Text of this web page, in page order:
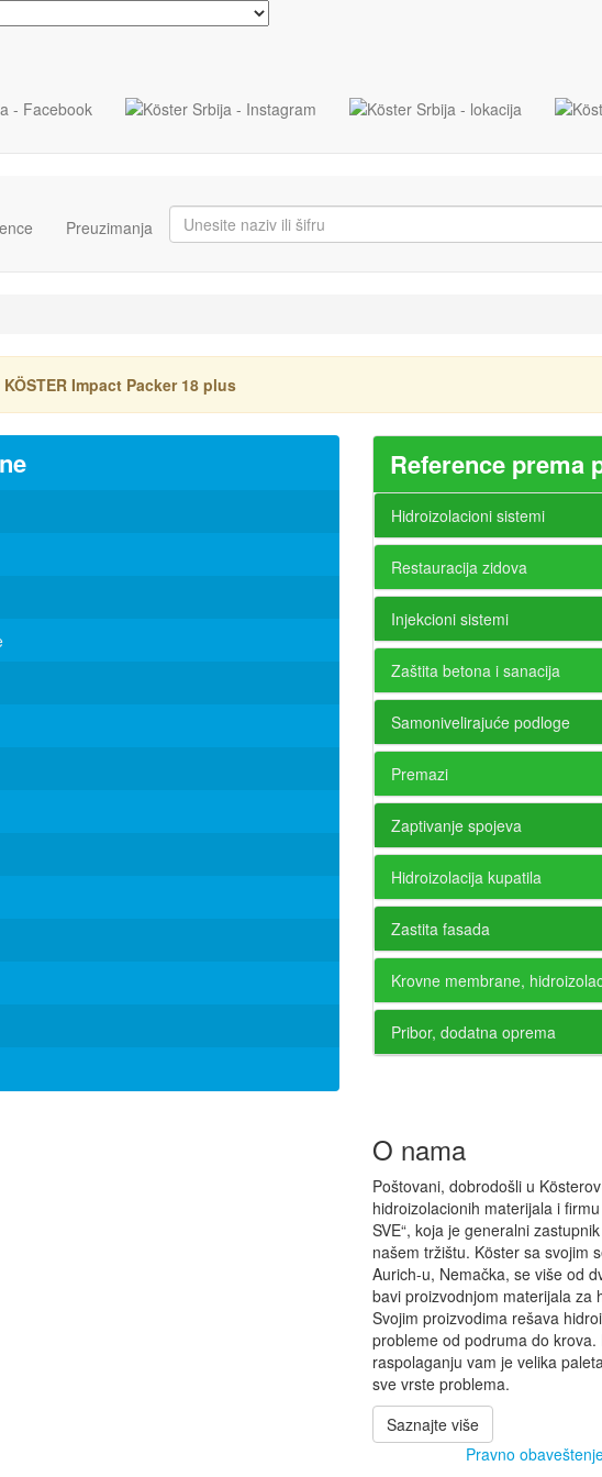
Preuzimanja
KÖSTER Impact Packer 18 plus
Reference prema
Hidroizolacioni sistemi
Restauracija zidova
Injekcioni sistemi
Zaštita betona i sanacija
Samonivelirajuće podloge
Premazi
Zaptivanje spojeva
Hidroizolacija kupatila
Zastita fasada
Krovne membrane,
Pribor, dodatna oprema
O nama
Poštovani, dobrodošli u
hidroizolacionih materijala i firmu
SVE“, koja je generalni
našem tržištu. Köster sa svojim
Aurich-u, Nemačka, se više od
bavi proizvodnjom materijala za
Svojim proizvodima rešava
probleme od podruma do krova.
raspolaganju vam je velika
sve vrste problema.
Saznajte više
Pravno